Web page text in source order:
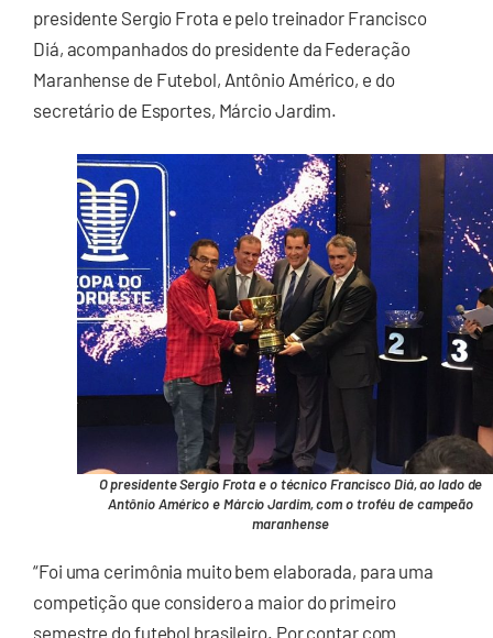
presidente Sergio Frota e pelo treinador Francisco
Diá, acompanhados do presidente da Federação
Maranhense de Futebol, Antônio Américo, e do
secretário de Esportes, Márcio Jardim.
O presidente Sergio Frota e o técnico Francisco Diá, ao lado de
Antônio Américo e Márcio Jardim, com o troféu de campeão
maranhense
“Foi uma cerimônia muito bem elaborada, para uma
competição que considero a maior do primeiro
semestre do futebol brasileiro. Por contar com